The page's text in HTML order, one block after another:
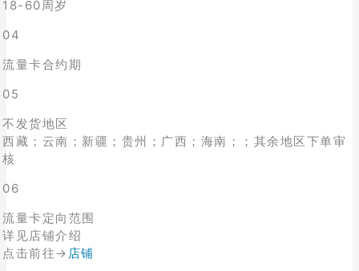
18-60周岁
04
流量卡合约期
05
不发货地区
西藏；云南；新疆；贵州；广西；海南；；其余地区下单审
核
06
流量卡定向范围
详见店铺介绍
点击前往→ 店铺